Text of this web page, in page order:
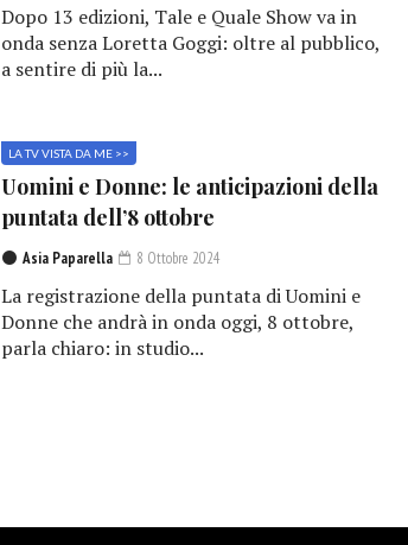
Dopo 13 edizioni, Tale e Quale Show va in
onda senza Loretta Goggi: oltre al pubblico,
a sentire di più la...
LA TV VISTA DA ME >>
Uomini e Donne: le anticipazioni della
puntata dell’8 ottobre
Asia Paparella 8 Ottobre 2024
La registrazione della puntata di Uomini e
Donne che andrà in onda oggi, 8 ottobre,
parla chiaro: in studio...